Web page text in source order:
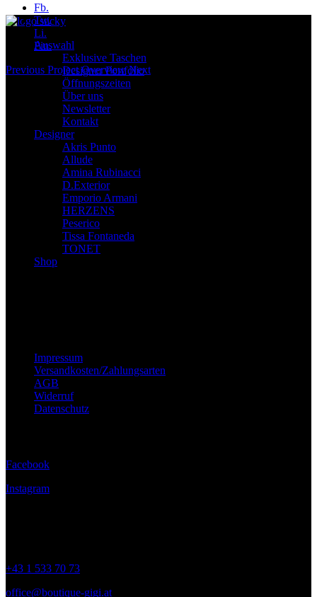
Auswahl
Exklusive Taschen
Designer Portfolio
Öffnungszeiten
Über uns
Newsletter
Kontakt
Designer
Akris Punto
Allude
Amina Rubinacci
D.Exterior
Emporio Armani
HERZENS
Peserico
Tissa Fontaneda
TONET
Shop
Fb.
Tw.
Li.
Pin.
Previous Project Overview Next
Impressum
Versandkosten/Zahlungsarten
AGB
Widerruf
Datenschutz
Facebook
Instagram
+43 1 533 70 73
office@boutique-gigi.at